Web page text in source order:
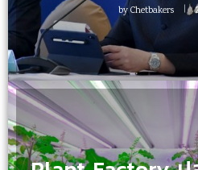
byChetbakers